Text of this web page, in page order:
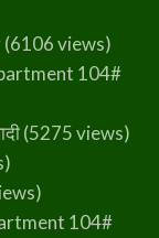
(6106 views)
104#
(5275 views)
104#